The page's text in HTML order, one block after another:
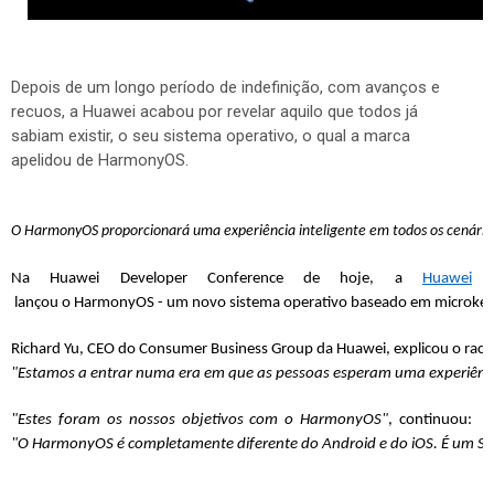
Depois de um longo período de indefinição, com avanços e
recuos, a Huawei acabou por revelar aquilo que todos já
sabiam existir, o seu sistema operativo, o qual a marca
apelidou de HarmonyOS.
O HarmonyOS proporcionará uma experiência inteligente em todos os
Na Huawei Developer Conference de hoje, a Huawei
lançou o HarmonyOS - um novo sistema operativo baseado em
Richard Yu, CEO do Consumer Business Group da Huawei, explicou o
"Estamos a entrar numa era em que as pessoas esperam uma
"Estes foram os nossos objetivos com o HarmonyOS", continuou:
"O HarmonyOS é completamente diferente do Android e do iOS. É um